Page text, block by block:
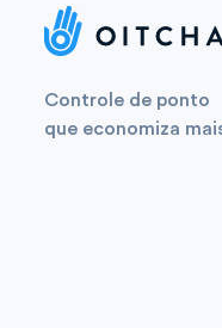
Controle de ponto
que economiza